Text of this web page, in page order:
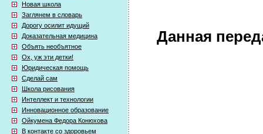
Новая школа
Заглянем в словарь
Дорогу осилит идущий
Доказательная медицина
Объять необъятное
Ох, уж эти детки!
Юридическая помощь
Сделай сам
Школа рисования
Интеллект и технологии
Инновационное образование
Ойкумена Федора Конюхова
В контакте со здоровьем
Данная